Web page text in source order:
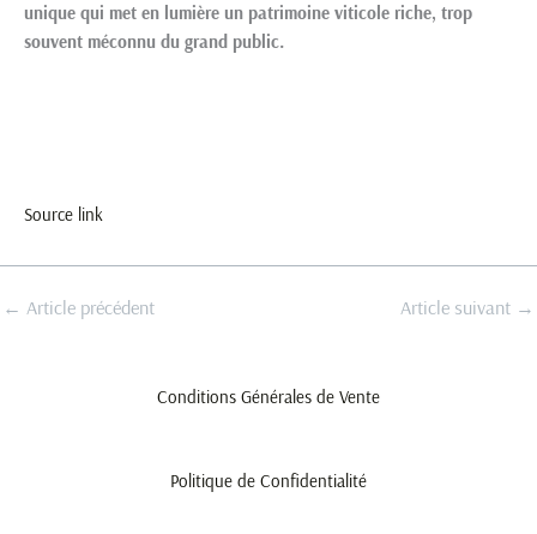
unique qui met en lumière un patrimoine viticole riche, trop
souvent méconnu du grand public.
Source link
← Article précédent Article suivant →
Conditions Générales de Vente
Politique de Confidentialité